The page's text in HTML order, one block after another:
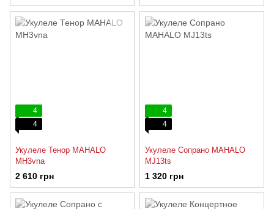
4
4
Укулеле Тенор MAHALO
MH3vna
2 610 грн
4
4
Укулеле Сопрано MAHALO
MJ13ts
1 320 грн